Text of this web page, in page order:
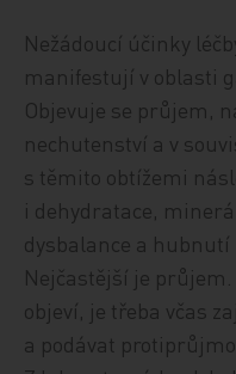
Nežádoucí účinky
manifestují v oblasti
Objevuje se průjem,
nechutenství a v
s těmito obtížemi
i dehydratace,
dysbalance a hubnutí
Nejčastější je průjem.
objeví, je třeba včas
a podávat